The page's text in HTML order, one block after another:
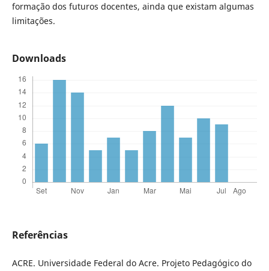
formação dos futuros docentes, ainda que existam algumas
limitações.
Downloads
Referências
ACRE. Universidade Federal do Acre. Projeto Pedagógico do